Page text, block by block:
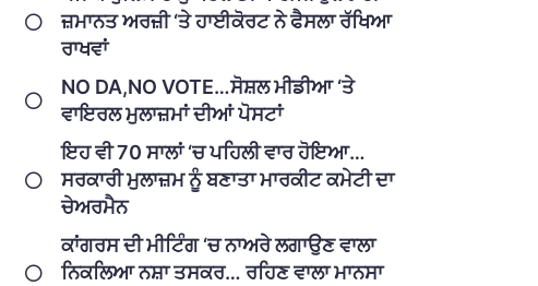
ਜ਼ਮਾਨਤ ਅਰਜ਼ੀ ‘ਤੇ ਹਾਈਕੋਰਟ ਨੇ ਫੈਸਲਾ ਰੱਖਿਆ
ਰਾਖਵਾਂ
NO DA,NO VOTE…ਸੋਸ਼ਲ ਮੀਡੀਆ ‘ਤੇ
ਵਾਇਰਲ ਮੁਲਾਜ਼ਮਾਂ ਦੀਆਂ ਪੋਸਟਾਂ
ਇਹ ਵੀ 70 ਸਾਲਾਂ ‘ਚ ਪਹਿਲੀ ਵਾਰ ਹੋਇਆ…
ਸਰਕਾਰੀ ਮੁਲਾਜ਼ਮ ਨੂੰ ਬਣਾਤਾ ਮਾਰਕੀਟ ਕਮੇਟੀ ਦਾ
ਚੇਅਰਮੈਨ
ਕਾਂਗਰਸ ਦੀ ਮੀਟਿੰਗ ‘ਚ ਨਾਅਰੇ ਲਗਾਉਣ ਵਾਲਾ
ਨਿਕਲਿਆ ਨਸ਼ਾ ਤਸਕਰ… ਰਹਿਣ ਵਾਲਾ ਮਾਨਸਾ